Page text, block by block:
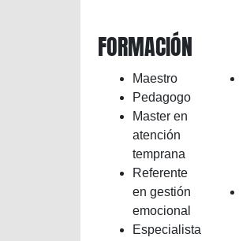
FORMACIÓN
Maestro
Pedagogo
Master en
atención
temprana
Referente
en gestión
emocional
Especialista